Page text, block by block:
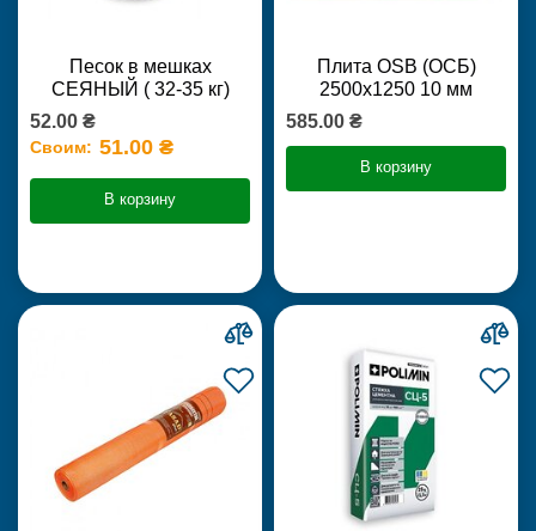
Песок в мешках
СЕЯНЫЙ ( 32-35 кг)
52.00 ₴
Своим: 51.00 ₴
В корзину
Плита OSB (ОСБ)
2500х1250 10 мм
585.00 ₴
В корзину